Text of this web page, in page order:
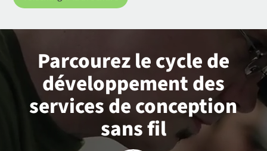
Parcourez le cycle de
développement des
services de conception
sans fil